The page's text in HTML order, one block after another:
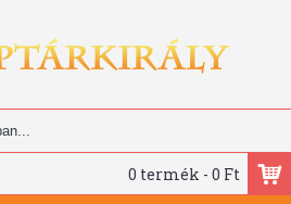
0 termék - 0 Ft